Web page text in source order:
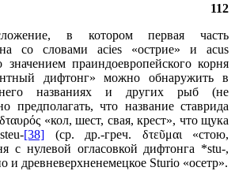
112
в котором первая часть
со словами acies «острие» и acus
значением праиндоевропейского корня
дифтонг» можно обнаружить в
названиях и других рыб (не
предполагать, что название ставрида
«кол, шест, свая, крест», что щука
[38] (ср. др.-греч. δτεῦμαι «стою,
с нулевой огласовкой дифтонга *stu-,
и древневерхненемецкое Sturio «осетр».